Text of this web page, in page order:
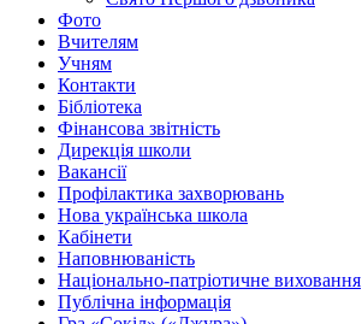
Фото
Вчителям
Учням
Контакти
Бібліотека
Фінансова звітність
Дирекція школи
Вакансії
Профілактика захворювань
Нова українська школа
Кабінети
Наповнюваність
Національно-патріотичне виховання
Публічна інформація